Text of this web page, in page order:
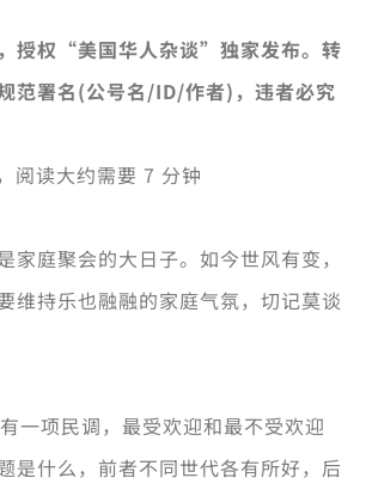
授权“美国华人杂谈”独家发布。转
范署名(公号名/ID/作者)，违者必究
阅读大约需要 7 分钟
家庭聚会的大日子。如今世风有变，
维持乐也融融的家庭气氛，切记莫谈
一项民调，最受欢迎和最不受欢迎
是什么，前者不同世代各有所好，后